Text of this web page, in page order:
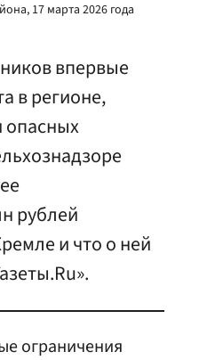
17 марта 2026 года
впервые
в регионе,
опасных
рублей
и что о ней
ограничения